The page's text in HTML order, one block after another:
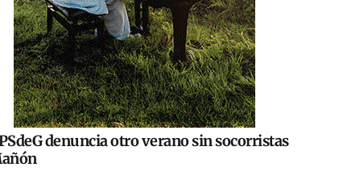
denuncia otro verano sin socorristas